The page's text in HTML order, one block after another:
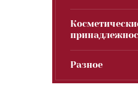
Разное